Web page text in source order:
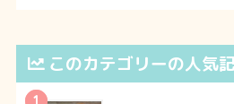
このカテゴリーの人気